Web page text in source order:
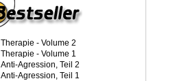
Therapie - Volume 2
Therapie - Volume 1
Anti-Agression, Teil 2
Anti-Agression, Teil 1